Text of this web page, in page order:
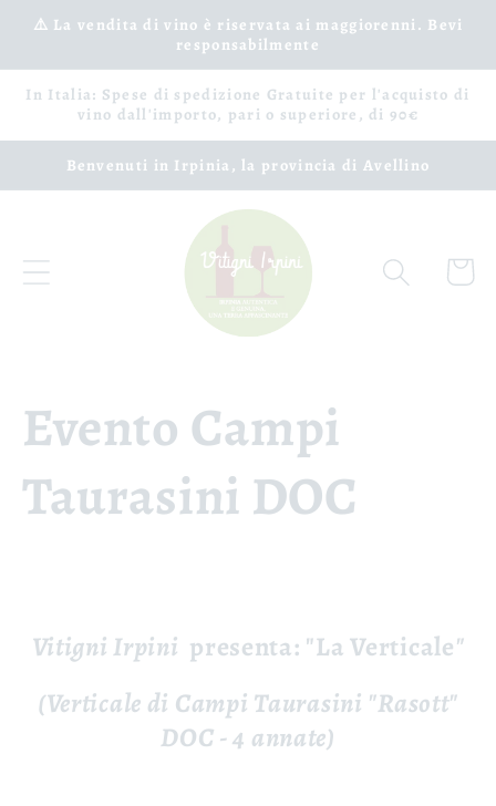
et passer
contenu
⚠️ La vendita di vino è riservata ai maggiorenni. Bevi
responsabilmente
In Italia: Spese di spedizione Gratuite per l'acquisto di
vino dall'importo, pari o superiore, di 90€
Benvenuti in Irpinia, la provincia di Avellino
Panier
Evento Campi
Taurasini DOC
Vitigni Irpini presenta: "La Verticale"
(Verticale di Campi Taurasini "Rasott"
DOC - 4 annate)